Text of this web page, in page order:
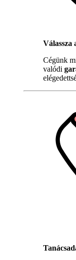
Válassza
Cégünk
valódi